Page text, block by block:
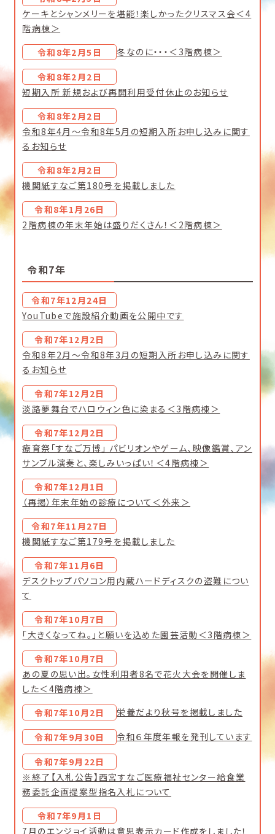
ケーキとシャンメリーを堪能！楽しかったクリスマス会＜4
階病棟＞
令和8年2月5日
冬なのに・・・＜3階病棟＞
令和8年2月2日
短期入所 新規および再開利用受付休止のお知らせ
令和8年2月2日
令和8年4月～令和8年5月の短期入所お申し込みに関す
るお知らせ
令和8年2月2日
機関紙すなご第180号を掲載しました
令和8年1月26日
2階病棟の年末年始は盛りだくさん！＜2階病棟＞
令和7年
令和7年12月24日
YouTubeで施設紹介動画を公開中です
令和7年12月2日
令和8年2月～令和8年3月の短期入所お申し込みに関す
るお知らせ
令和7年12月2日
淡路夢舞台でハロウィン色に染まる＜3階病棟＞
令和7年12月2日
療育祭「すなご万博」 パビリオンやゲーム、映像鑑賞、アン
サンブル演奏と、楽しみいっぱい！＜4階病棟＞
令和7年12月1日
（再掲）年末年始の診療について＜外来＞
令和7年11月27日
機関紙すなご第179号を掲載しました
令和7年11月6日
デスクトップパソコン用内蔵ハードディスクの盗難につい
て
令和7年10月7日
「大きくなってね。」と願いを込めた園芸活動＜3階病棟＞
令和7年10月7日
あの夏の思い出。女性利用者8名で花火大会を開催しま
した＜4階病棟＞
令和7年10月2日
栄養だより秋号を掲載しました
令和7年9月30日 令和６年度年報を発刊しています
令和7年9月22日
※終了【入札公告】西宮すなご医療福祉センター給食業
務委託企画提案型指名入札について
令和7年9月1日
7月のエンジョイ活動は意思表示カード作成をしました！